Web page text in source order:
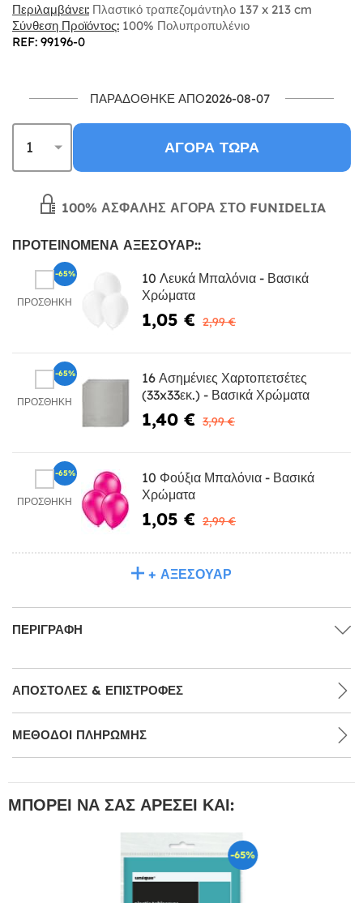
Περιλαμβάνει: Πλαστικό τραπεζομάντηλο 137 x 213 cm
Σύνθεση Προϊόντος: 100% Πολυπροπυλένιο
REF: 99196-0
ΠΑΡΑΔΌΘΗΚΕ ΑΠΌ2026-08-07
ΑΓΟΡΆ ΤΏΡΑ
100% ΑΣΦΑΛΉΣ ΑΓΟΡΆ ΣΤΟ FUNIDELIA
ΠΡΟΤΕΙΝΌΜΕΝΑ ΑΞΕΣΟΥΆΡ::
ΠΡΟΣΘΉΚΗ
10 Λευκά Μπαλόνια - Βασικά
Χρώματα
1,05 € 2,99 €
-65%
ΠΡΟΣΘΉΚΗ
16 Ασημένιες Χαρτοπετσέτες
(33x33εκ.) - Βασικά Χρώματα
1,40 € 3,99 €
-65%
ΠΡΟΣΘΉΚΗ
10 Φούξια Μπαλόνια - Βασικά
Χρώματα
1,05 € 2,99 €
-65%
+ ΑΞΕΣΟΥΆΡ
ΠΕΡΙΓΡΑΦΉ
ΑΠΟΣΤΟΛΈΣ & ΕΠΙΣΤΡΟΦΈΣ
ΜΕΘΌΔΟΙ ΠΛΗΡΩΜΉΣ
ΜΠΟΡΕΊ ΝΑ ΣΑΣ ΑΡΈΣΕΙ ΚΑΙ:
-65%